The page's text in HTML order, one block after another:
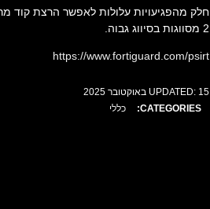
חלק מהפגיעויות עלולות לאפשר הרצת קוד
2 מסווגות בסיווג גבוה.
https://www.fortiguard.com/psirt
UPDATED: 15 באוקטובר 2025
CATEGORIES:
כללי